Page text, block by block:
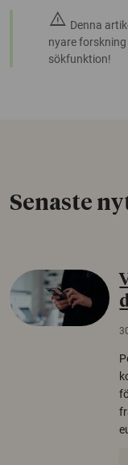
warning Denna
nyare
sökfunktion!
Senaste